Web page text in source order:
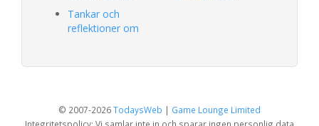
Tankar och
reflektioner om
© 2007-2026TodaysWeb | Game Lounge Limited